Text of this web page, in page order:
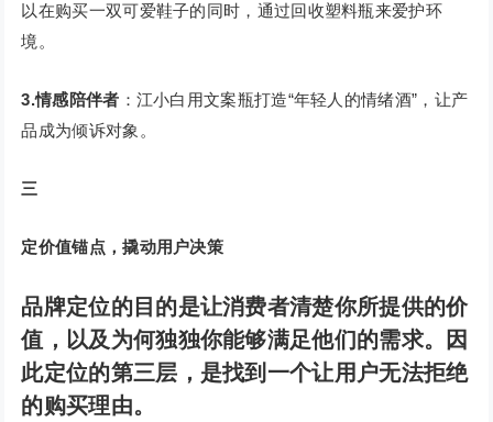
以在购买一双可爱鞋子的同时，通过回收塑料瓶来爱护环
境。
3.情感陪伴者 ：江小白用文案瓶打造“年轻人的情绪酒”，让产
品成为倾诉对象。
三
定价值锚点，撬动用户决策
品牌定位的目的是让消费者清楚你所提供的价
值，以及为何独独你能够满足他们的需求。
因
此定位的第三层，是找到一个让用户无法拒绝
的购买理由。